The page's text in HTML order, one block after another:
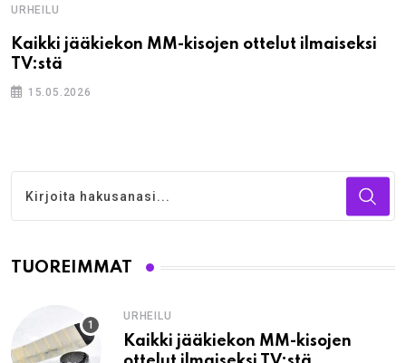
URHEILU
Kaikki jääkiekon MM-kisojen ottelut ilmaiseksi
TV:stä
15.05.2026
TUOREIMMAT
URHEILU
Kaikki jääkiekon MM-kisojen